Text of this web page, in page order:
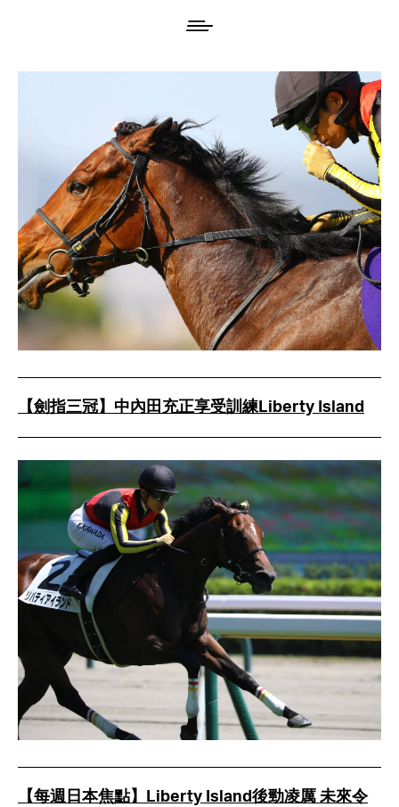
【劍指三冠】中內田充正享受訓練Liberty Island
【每週日本焦點】Liberty Island後勁凌厲 未來令